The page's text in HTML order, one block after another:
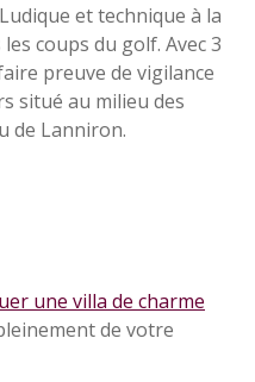
et technique à la
coups du golf. Avec 3
preuve de vigilance
situé au milieu des
de Lanniron.
une villa de charme
de votre